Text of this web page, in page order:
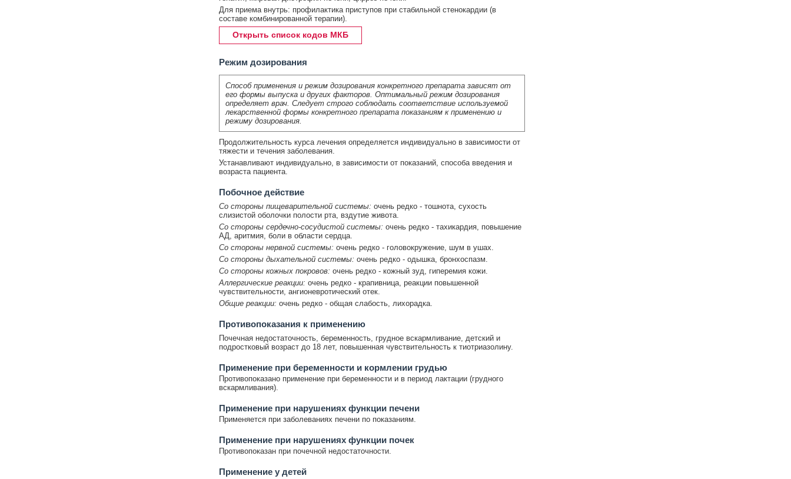
Для приема внутрь: профилактика приступов при стабильной стенокардии (в
составе комбинированной терапии).
Открыть список кодов МКБ
Режим дозирования
Способ применения и режим дозирования конкретного препарата зависят от
его формы выпуска и других факторов. Оптимальный режим дозирования
определяет врач. Следует строго соблюдать соответствие используемой
лекарственной формы конкретного препарата показаниям к применению и
режиму дозирования.
Продолжительность курса лечения определяется индивидуально в зависимости от
тяжести и течения заболевания.
Устанавливают индивидуально, в зависимости от показаний, способа введения и
возраста пациента.
Побочное действие
Со стороны пищеварительной системы: очень редко - тошнота, сухость
слизистой оболочки полости рта, вздутие живота.
Со стороны сердечно-сосудистой системы: очень редко - тахикардия, повышение
АД, аритмия, боли в области сердца.
Со стороны нервной системы: очень редко - головокружение, шум в ушах.
Со стороны дыхательной системы: очень редко - одышка, бронхоспазм.
Со стороны кожных покровов: очень редко - кожный зуд, гиперемия кожи.
Аллергические реакции: очень редко - крапивница, реакции повышенной
чувствительности, ангионевротический отек.
Общие реакции: очень редко - общая слабость, лихорадка.
Противопоказания к применению
Почечная недостаточность, беременность, грудное вскармливание, детский и
подростковый возраст до 18 лет, повышенная чувствительность к тиотриазолину.
Применение при беременности и кормлении грудью
Противопоказано применение при беременности и в период лактации (грудного
вскармливания).
Применение при нарушениях функции печени
Применяется при заболеваниях печени по показаниям.
Применение при нарушениях функции почек
Противопоказан при почечной недостаточности.
Применение у детей